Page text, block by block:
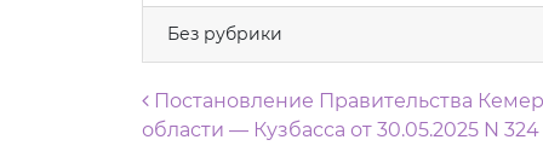
Без рубрики
Навигация по
Постановление Правительства
области — Кузбасса от 30.05.2025 N 324